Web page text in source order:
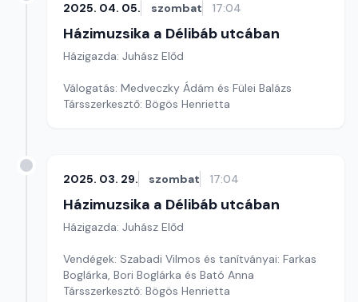
2025. 04. 05. szombat 17:04
Házimuzsika a Délibáb utcában
Házigazda: Juhász Előd
Válogatás: Medveczky Ádám és Fülei Balázs
Társszerkesztő: Bögös Henrietta
2025. 03. 29. szombat 17:04
Házimuzsika a Délibáb utcában
Házigazda: Juhász Előd
Vendégek: Szabadi Vilmos és tanítványai: Farkas
Boglárka, Bori Boglárka és Bató Anna
Társszerkesztő: Bögös Henrietta